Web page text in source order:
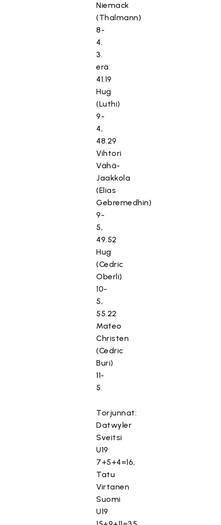
Niemack
(Thalmann)
8-
4.
3.
erä:
41.19
Hug
(Luthi)
9-
4,
48.29
Vihtori
Vähä-
Jaakkola
(Elias
Gebremedhin)
9-
5,
49.52
Hug
(Cedric
Oberli)
10-
5,
55.22
Mateo
Christen
(Cedric
Buri)
11-
5.
Torjunnat:
Datwyler
Sveitsi
U19
7+5+4=16,
Tatu
Virtanen
Suomi
U19